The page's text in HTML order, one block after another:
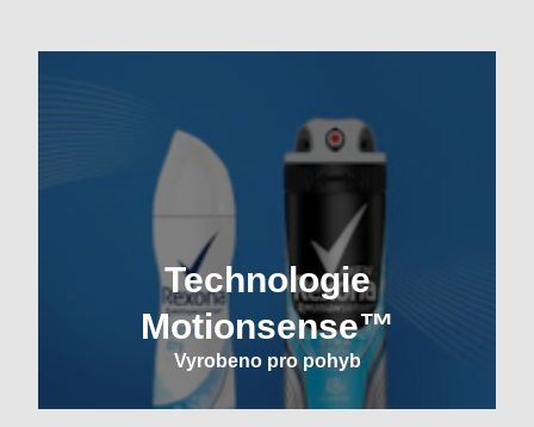
Technologie
Motionsense™
Vyrobeno pro pohyb